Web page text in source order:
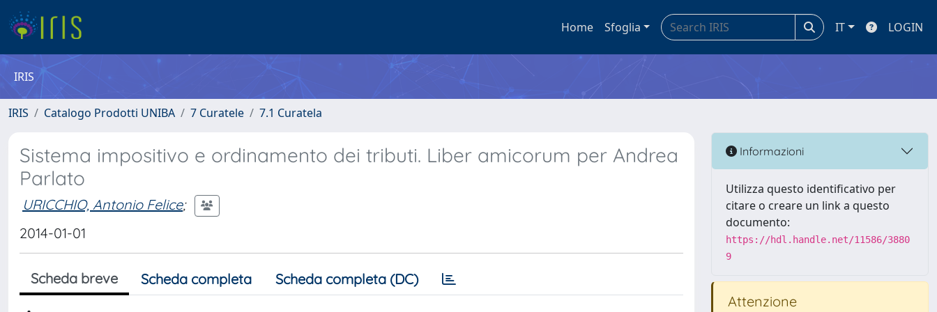
Home Sfoglia IT LOGIN
IRIS
IRIS Catalogo Prodotti UNIBA 7 Curatele 7.1 Curatela
Sistema impositivo e ordinamento dei tributi. Liber amicorum per Andrea
Parlato
URICCHIO, Antonio Felice;
2014-01-01
Scheda breve Scheda completa Scheda completa (DC)
Informazioni
Utilizza questo identificativo per
citare o creare un link a questo
documento:
https://hdl.handle.net/11586/3880
9
Attenzione